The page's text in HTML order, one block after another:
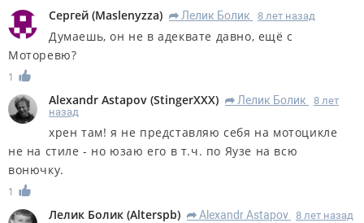
Сергей (Maslenyzza) R Лелик Болик 8 лет назад
Думаешь, он не в адеквате давно, ещё с
Моторевю?
1
Alexandr Astapov (StingerXXX) R Лелик Болик
8 лет
назад
хрен там! я не представляю себя на мотоцикле
не на стиле - но юзаю его в т.ч. по Яузе на всю
вонючку.
1
Лелик Болик (Alterspb) R Alexandr Astapov 8 лет назад